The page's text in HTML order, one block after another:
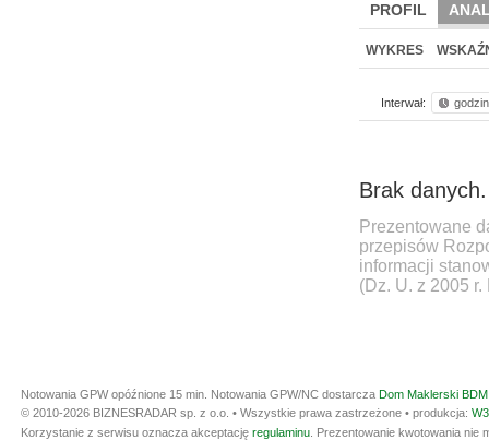
PROFIL
WYKRES
Interwał:
Brak danych.
Prezentowane
przepisów
informacji
(Dz. U. z 2005
Notowania GPW opóźnione 15 min. Notowania GPW/NC dostarcza Dom Maklerski
© 2010-2026 BIZNESRADAR sp. z o.o. • Wszystkie prawa zastrzeżone • produkcja:
Korzystanie z serwisu oznacza akceptację regulaminu . Prezentowanie kwotowania